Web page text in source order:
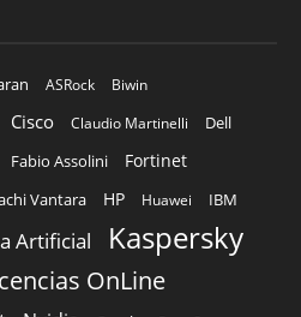
ASRock
Biwin
Cisco Claudio Martinelli Dell
Fabio Assolini Fortinet
Vantara HP Huawei IBM
Artificial Kaspersky
OnLine